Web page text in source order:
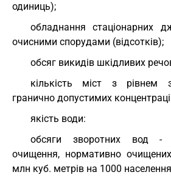
одиниць);
обладнання стаціонарних
очисними спорудами (відсотків);
обсяг викидів шкідливих
кількість міст з рівнем
гранично допустимих
якість води:
обсяги зворотних вод -
очищення, нормативно
млн куб. метрів на 1000